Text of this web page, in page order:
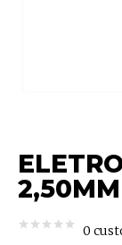
2,50MM
0